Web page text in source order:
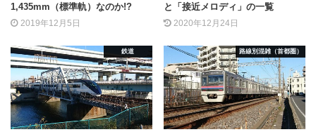
1,435mm（標準軌）なのか!?
2019年12月5日
と「接近メロディ」の一覧
2020年12月24日
鉄道 路線別混雑（首都圏）